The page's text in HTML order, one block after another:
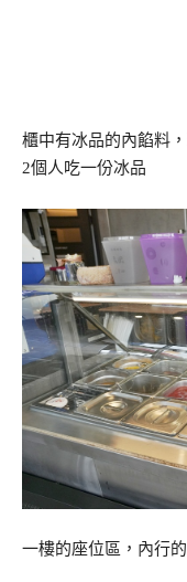
櫃中有冰品的內餡料
2個人吃一份冰品
一樓的座位區，內行